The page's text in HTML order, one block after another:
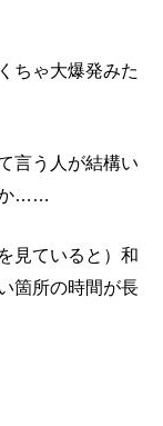
ちゃ大爆発みた
言う人が結構い
か……
見ていると）和
箇所の時間が長